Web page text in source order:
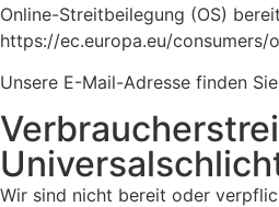
Online-Streitbeilegung (OS)
https://ec.europa.eu/consumers/
Unsere E-Mail-Adresse finden
Wir sind nicht bereit oder